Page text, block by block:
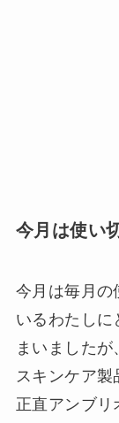
今月は使い
今月は毎月の
いるわたしに
まいました
スキンケア製
正直アンブリ